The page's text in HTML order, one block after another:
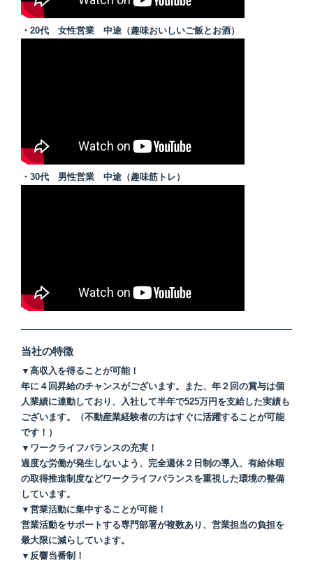
・20代 女性営業 中途（趣味おいしいご飯とお酒）
・30代 男性営業 中途（趣味筋トレ）
当社の特徴
▼高収入を得ることが可能！
年に４回昇給のチャンスがございます。また、年２回の賞与は個
人業績に連動しており、入社して半年で525万円を支給した実績も
ございます。（不動産業経験者の方はすぐに活躍することが可能
です！）
▼ワークライフバランスの充実！
過度な労働が発生しないよう、完全週休２日制の導入、有給休暇
の取得推進制度などワークライフバランスを重視した環境の整備
しています。
▼営業活動に集中することが可能！
営業活動をサポートする専門部署が複数あり、営業担当の負担を
最大限に減らしています。
▼反響当番制！